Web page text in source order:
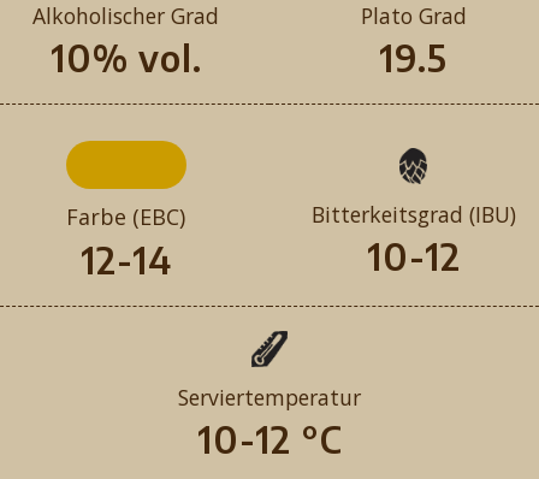
Alkoholischer Grad
10% vol.
Plato Grad
19.5
Farbe (EBC)
12-14
Bitterkeitsgrad (IBU)
10-12
Serviertemperatur
10-12 °C